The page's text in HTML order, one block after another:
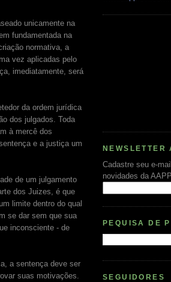
unicamente na
fundamentada na
normativa, a
vez aplicadas pelo
imediatamente, será
da ordem jurídica
dos julgados. Toda
à mercê dos
e a justiça um
de um julgamento
dos Juizes, é que
limite dentro do qual
se dar sem que sua
inconsciente ­­- de
a sentença deve ser
suas motivações.
NEWSLETTER
Cadastre seu e-
novidades da
PEQUISA DE
SEGUIDORES